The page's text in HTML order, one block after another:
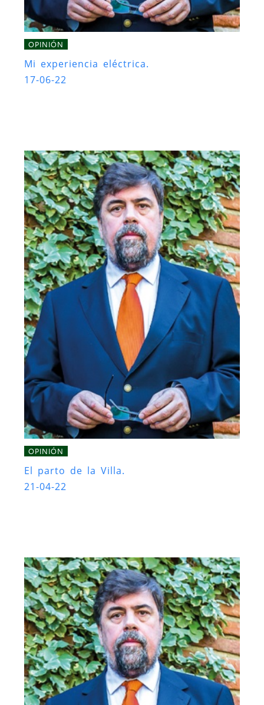
OPINIÓN
Mi experiencia eléctrica.
17-06-22
OPINIÓN
El parto de la Villa.
21-04-22